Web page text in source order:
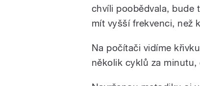
chvíli poobědvala, bude
mít vyšší frekvenci, než
Na počítači vidíme
několik cyklů za minutu,